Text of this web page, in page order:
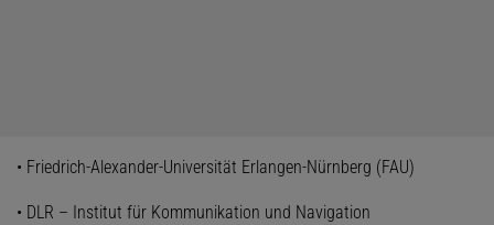
• Friedrich-Alexander-Universität Erlangen-Nürnberg (FAU)
• DLR – Institut für Kommunikation und Navigation